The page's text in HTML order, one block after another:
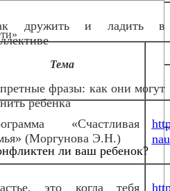
дружить и ладить в
фразы: как они могут
ребенка
ли ваш ребенок?
Тема
«Счастливая
(Моргунова Э.Н.)
это когда тебя